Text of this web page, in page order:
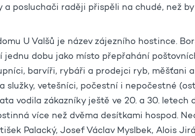
a posluchači raději přispěli na chudé, než
U Valšů je název zájezního hostince.
jednu dobu jako místo přepřahání
barvíři, rybáři a prodejci ryb, měšťani
služky, vetešníci, počestní i nepočestné
vodila zákazníky ještě ve 20. a 30. letech
více než dvěma desítkami hospod.
Palacký, Josef Václav Myslbek, Alois